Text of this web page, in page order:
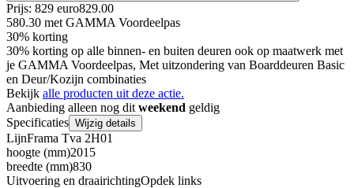
Prijs: 829 euro829.00
580.30 met GAMMA Voordeelpas
30% korting
30% korting op alle binnen- en buiten deuren ook op maatwerk met
je GAMMA Voordeelpas, Met uitzondering van Boarddeuren Basic
en Deur/Kozijn combinaties
Bekijk alle producten uit deze actie.
Aanbieding alleen nog dit weekend geldig
Specificaties Wijzig details
LijnFrama Tva 2H01
hoogte (mm)2015
breedte (mm)830
Uitvoering en draairichtingOpdek links